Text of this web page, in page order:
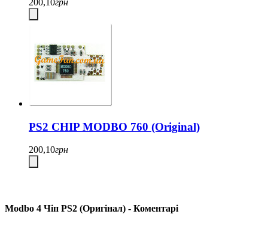
PS2 CHIP MODBO 760 (Original)
200,10грн
Modbo 4 Чіп PS2 (Оригінал) - Коментарі